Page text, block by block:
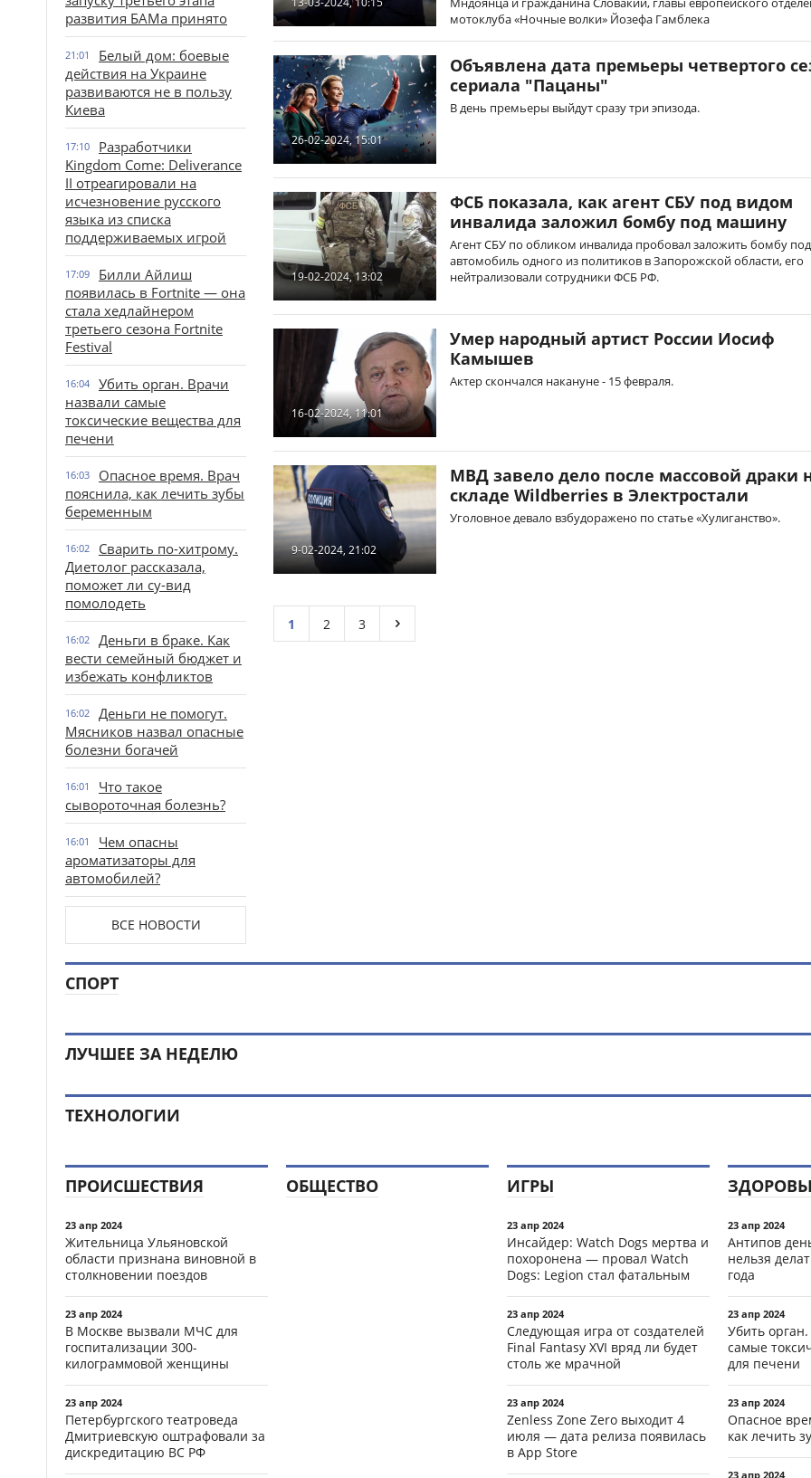
развития БАМа принято
21:01
Белый дом: боевые
действия на Украине
развиваются не в пользу
Киева
17:10
Разработчики
Kingdom Come: Deliverance
II отреагировали на
исчезновение русского
языка из списка
поддерживаемых игрой
17:09
Билли Айлиш
появилась в Fortnite — она
стала хедлайнером
третьего сезона Fortnite
Festival
16:04
Убить орган. Врачи
назвали самые
токсические вещества для
печени
16:03
Опасное время. Врач
пояснила, как лечить зубы
беременным
16:02
Сварить по-хитрому.
Диетолог рассказала,
поможет ли су-вид
помолодеть
16:02
Деньги в браке. Как
вести семейный бюджет и
избежать конфликтов
16:02
Деньги не помогут.
Мясников назвал опасные
болезни богачей
16:01
Что такое
сывороточная болезнь?
16:01
Чем опасны
ароматизаторы для
автомобилей?
ВСЕ НОВОСТИ
мотоклуба «Ночные волки» Йозефа Гамблека
26-02-2024, 15:01
Объявлена дата премьеры четвертого
сериала "Пацаны"
В день премьеры выйдут сразу три эпизода.
19-02-2024, 13:02
ФСБ показала, как агент СБУ под видом
инвалида заложил бомбу под машину
Агент СБУ по обликом инвалида пробовал заложить бомбу под
автомобиль одного из политиков в Запорожской области, его
нейтрализовали сотрудники ФСБ РФ.
16-02-2024, 11:01
Умер народный артист России Иосиф
Камышев
Актер скончался накануне - 15 февраля.
9-02-2024, 21:02
МВД завело дело после массовой драки
складе Wildberries в Электростали
Уголовное девало взбудоражено по статье «Хулиганство».
1 2 3
СПОРТ
ЛУЧШЕЕ ЗА НЕДЕЛЮ
ТЕХНОЛОГИИ
ПРОИСШЕСТВИЯ
23 апр 2024
Жительница Ульяновской
области признана виновной в
столкновении поездов
23 апр 2024
В Москве вызвали МЧС для
госпитализации 300-
килограммовой женщины
23 апр 2024
Петербургского театроведа
Дмитриевскую оштрафовали за
дискредитацию ВС РФ
ОБЩЕСТВО ИГРЫ
23 апр 2024
Инсайдер: Watch Dogs мертва и
похоронена — провал Watch
Dogs: Legion стал фатальным
23 апр 2024
Следующая игра от создателей
Final Fantasy XVI вряд ли будет
столь же мрачной
23 апр 2024
Zenless Zone Zero выходит 4
июля — дата релиза появилась
в App Store
23 апр 2024
Антипов
нельзя
года
23 апр 2024
Убить
самые
для печени
23 апр 2024
Опасное
как лечить
23 апр 2024